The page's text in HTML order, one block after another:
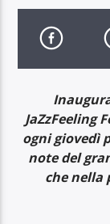
JaZzFeeling
ogni giovedì
note del
che nella